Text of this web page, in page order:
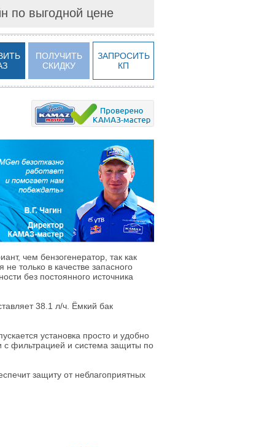
по выгодной цене
ПОЛУЧИТЬ
СКИДКУ
ЗАПРОСИТЬ
КП
чем бензогенератор, так как
только в качестве запасного
без постоянного источника
38.1 л/ч. Ёмкий бак
установка просто и удобно
с фильтрацией и система защиты по
защиту от неблагоприятных